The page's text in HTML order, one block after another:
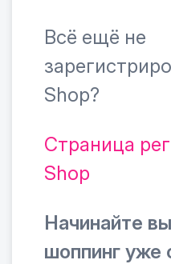
Всё ещё не
Shop?
Страница
Shop
Начинайте
шоппинг уже